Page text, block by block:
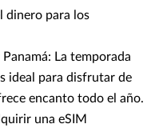
dinero para los
La temporada
ideal para disfrutar de
encanto todo el año.
una eSIM